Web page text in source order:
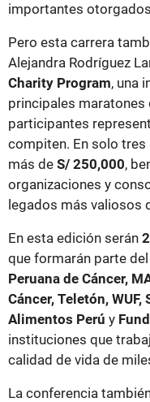
importantes
Pero esta carrera
Alejandra Rodríguez
Charity Program, una
principales maratones
participantes
compiten. En solo tres
más de S/ 250,000,
organizaciones y
legados más valiosos
En esta edición serán
que formarán parte
Peruana de Cáncer,
Cáncer, Teletón,
Alimentos Perú y
instituciones que
calidad de vida de
La conferencia